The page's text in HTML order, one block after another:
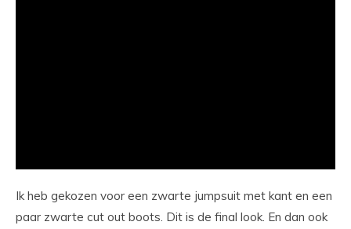
Ik heb gekozen voor een zwarte jumpsuit met kant en een
paar zwarte cut out boots. Dit is de final look. En dan ook